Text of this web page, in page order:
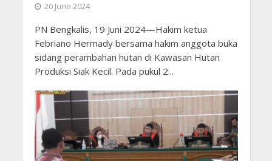
20 June 2024
PN Bengkalis, 19 Juni 2024—Hakim ketua
Febriano Hermady bersama hakim anggota buka
sidang perambahan hutan di Kawasan Hutan
Produksi Siak Kecil. Pada pukul 2...